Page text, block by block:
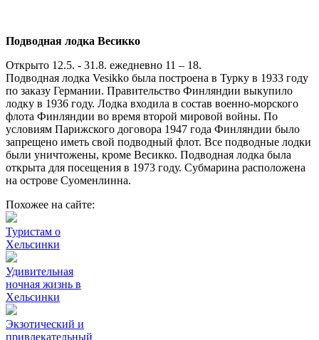
Подводная лодка Весикко
Открыто 12.5. - 31.8. ежедневно 11 – 18.
Подводная лодка Vesikko была построена в Турку в 1933 году
по заказу Германии. Правительство Финляндии выкупило
лодку в 1936 году. Лодка входила в состав военно-морского
флота Финляндии во время второй мировой войны. По
условиям Парижского договора 1947 года Финляндии было
запрещено иметь свой подводный флот. Все подводные лодки
были уничтожены, кроме Весикко. Подводная лодка была
открыта для посещения в 1973 году. Субмарина расположена
на острове Суоменлинна.
Похожее на сайте:
Туристам о
Хельсинки
Удивительная
ночная жизнь в
Хельсинки
Экзотический и
привлекательный